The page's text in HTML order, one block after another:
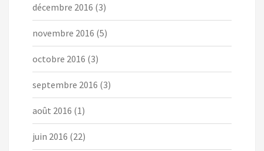
décembre 2016 (3)
novembre 2016 (5)
octobre 2016 (3)
septembre 2016 (3)
août 2016 (1)
juin 2016 (22)